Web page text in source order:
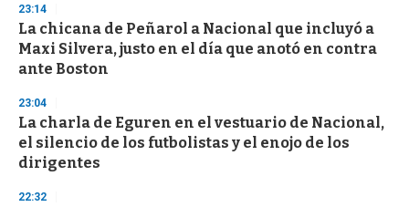
d
s
o
f
3
s
e
c
o
n
23:14
La chicana de Peñarol a Nacional que incluyó a
Maxi Silvera, justo en el día que anotó en contra
ante Boston
23:04
La charla de Eguren en el vestuario de Nacional,
el silencio de los futbolistas y el enojo de los
dirigentes
22:32